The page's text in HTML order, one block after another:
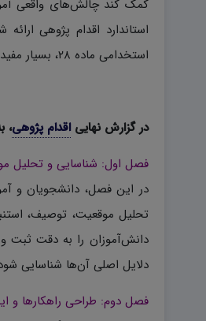
کمک کند چالش‌های واقعی
استاندارد اقدام پژوهی
استخدامی ماده ۲۸، بسیار مفید خواهد بود.
در گزارش نهاییاقدام پژوهی،
فصل اول: شناسایی و تحلیل
در این فصل، دانشجویان و
تحلیل موقعیت، توصیف،
دانش‌آموزان را به دقت ثبت
دلایل اصلی آن‌ها شناسایی
فصل دوم: طراحی راهکارها و